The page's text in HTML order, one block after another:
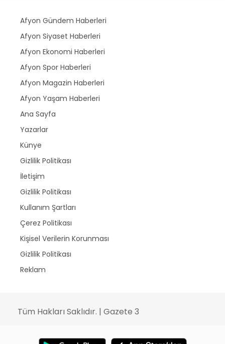
Afyon Gündem Haberleri
Afyon Siyaset Haberleri
Afyon Ekonomi Haberleri
Afyon Spor Haberleri
Afyon Magazin Haberleri
Afyon Yaşam Haberleri
Ana Sayfa
Yazarlar
Künye
Gizlilik Politikası
İletişim
Gizlilik Politikası
Kullanım Şartları
Çerez Politikası
Kişisel Verilerin Korunması
Gizlilik Politikası
Reklam
Tüm Hakları Saklıdır. | Gazete 3